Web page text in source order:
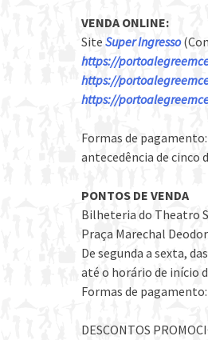
VENDA ONLINE:
Site Super Ingresso
https://
https://
https://
Formas de
antecedência de cinco
PONTOS DE VENDA
Bilheteria do Theatro
Praça Marechal
De segunda a sexta,
até o horário de início
Formas de
DESCONTOS